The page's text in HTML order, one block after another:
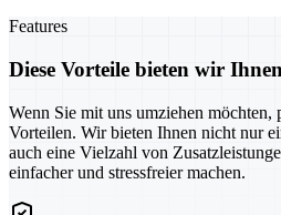
Features
Diese Vorteile bieten wir Ihnen
Wenn Sie mit uns umziehen
Vorteilen. Wir bieten Ihnen nicht nur
auch eine Vielzahl von
einfacher und stressfreier machen.